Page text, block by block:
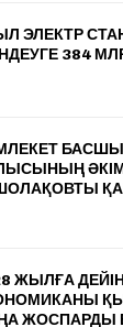
ЭЛЕКТР
384
ЖЫЛҒА
ЖОСПАРДЫ